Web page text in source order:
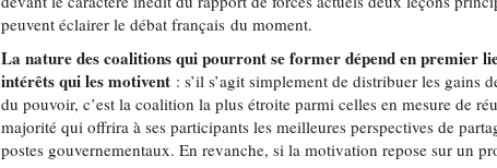
peuvent éclairer le débat français du moment.
La nature des coalitions qui pourront se former dépend en premier
intérêts qui les motivent : s’il s’agit simplement de distribuer les gains
du pouvoir, c’est la coalition la plus étroite parmi celles en mesure de
majorité qui offrira à ses participants les meilleures perspectives de
postes gouvernementaux. En revanche, si la motivation repose sur un